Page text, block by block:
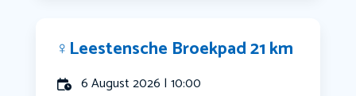
‍♀️Leestensche Broekpad 21 km
6 August 2026 | 10:00